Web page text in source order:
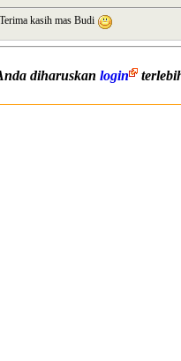
Terima kasih mas Budi
diharuskan login